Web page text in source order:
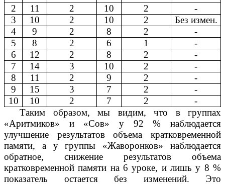
2
11 2 10 2
-
3
10 2 10 2
Без измен.
4
9 2 8 2
-
5
8 2 6 1
-
6
12 2 8 2
-
7
14 3 10 2
-
8
11 2 9 2
-
9
15 3 7 2
-
10
10 2 7 2
-
Таким образом, мы видим, что в группах
«Аритмиков» и «Сов» у 92 % наблюдается
улучшение результатов объема кратковременной
памяти, а у группы «Жаворонков» наблюдается
обратное, снижение результатов объема
кратковременной памяти на 6 уроке, и лишь у 8 %
показатель остается без изменений. Это